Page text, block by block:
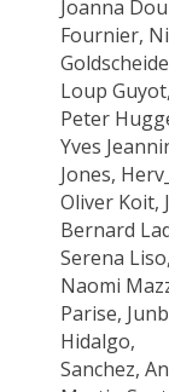
Joanna
Fournier,
Loup Guyot
Peter
Yves
Jones,
Oliver Koit,
Bernard
Serena Liso,
Naomi
Parise,
Hidalgo,
Sanchez,